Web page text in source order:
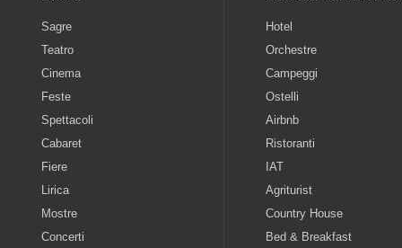
Sagre
Teatro
Cinema
Feste
Spettacoli
Cabaret
Fiere
Lirica
Mostre
Concerti
Hotel
Orchestre
Campeggi
Ostelli
Airbnb
Ristoranti
IAT
Agriturist
Country House
Bed & Breakfast